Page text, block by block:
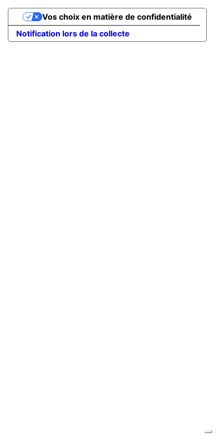
Notification lors de la collecte
Vos choix en matière de confidentialité